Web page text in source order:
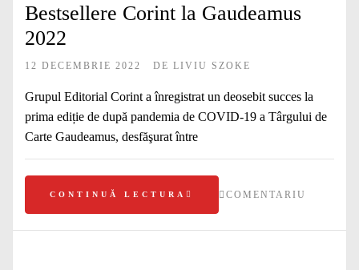
Bestsellere Corint la Gaudeamus
2022
12 DECEMBRIE 2022 DE LIVIU SZOKE
Grupul Editorial Corint a înregistrat un deosebit succes la
prima ediție de după pandemia de COVID-19 a Târgului de
Carte Gaudeamus, desfăşurat între
CONTINUĂ LECTURA COMENTARIU